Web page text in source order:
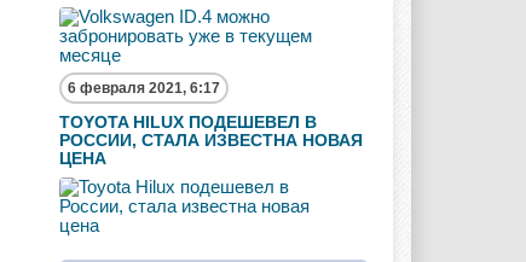
6 февраля 2021, 6:17
TOYOTA HILUX ПОДЕШЕВЕЛ В
РОССИИ, СТАЛА ИЗВЕСТНА НОВАЯ
ЦЕНА